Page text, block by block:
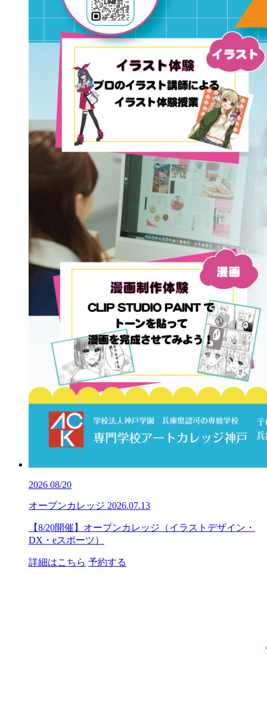
2026 08/20
オープンカレッジ 2026.07.13
【8/20開催】オープンカレッジ（イラストデザイン・
DX・eスポーツ）
詳細はこちら 予約する